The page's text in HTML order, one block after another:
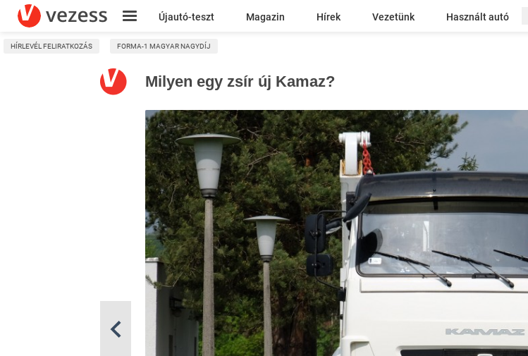
Újautó-teszt Magazin Hírek Vezetünk Használt autó
Kresz
HÍRLEVÉL FELIRATKOZÁS FORMA-1 MAGYAR NAGYDÍJ
Milyen egy zsír új Kamaz?